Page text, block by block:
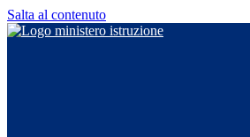
Salta al contenuto